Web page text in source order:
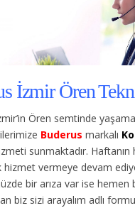
İzmir Ören
Ören semtinde
Buderus markalı
sunmaktadır.
hizmet vermeye devam
bir arıza var ise hemen
biz sizi arayalım adlı